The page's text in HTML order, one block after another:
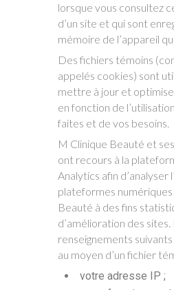
lorsque vous consultez
d’un site et qui sont
mémoire de l’appareil
Des fichiers témoins
appelés cookies) sont
mettre à jour et
en fonction de
faites et de vos besoins.
M Clinique Beauté et
ont recours à la
Analytics afin d’analyser
plateformes
Beauté à des fins
d’amélioration des sites.
renseignements
au moyen d’un fichier
votre adresse IP ;